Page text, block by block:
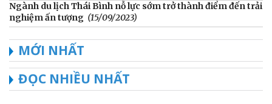
Ngành du lịch Thái Bình nỗ lực sớm trở thành điểm đến trải
nghiệm ấn tượng (15/09/2023)
MỚI NHẤT
ĐỌC NHIỀU NHẤT